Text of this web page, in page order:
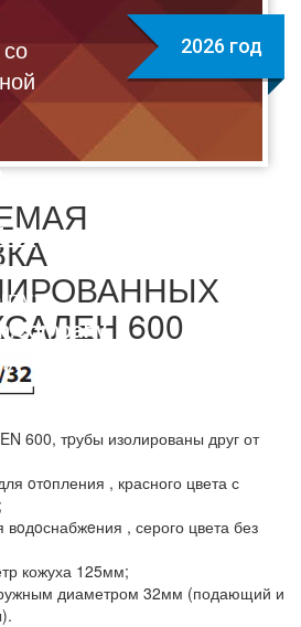
01
2026 год
600
600, тpубы изолированы друг от
oтoпления , красного цвета с
, серого цвета без
кожуха 125мм;
диаметром 32мм (подающий и